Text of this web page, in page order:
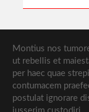
Montius nos
ut rebellis et
per haec quae
contumacem
postulat ignorare